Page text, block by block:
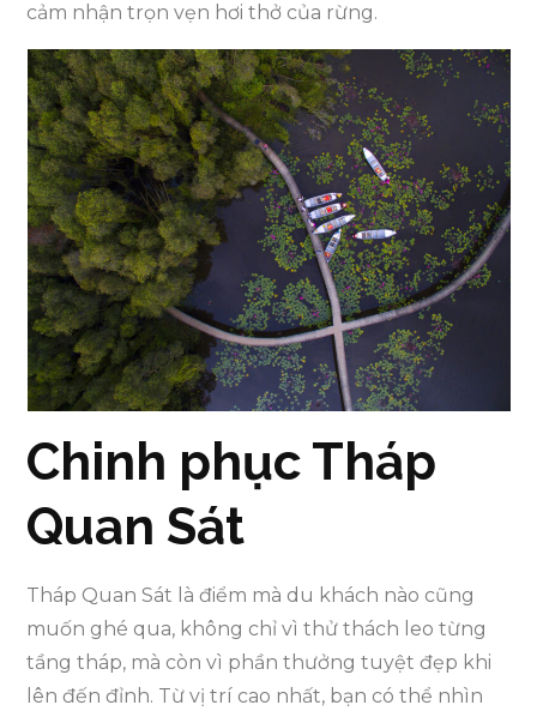
cảm nhận trọn vẹn hơi thở của rừng.
Chinh phục Tháp
Quan Sát
Tháp Quan Sát là điểm mà du khách nào cũng
muốn ghé qua, không chỉ vì thử thách leo từng
tầng tháp, mà còn vì phần thưởng tuyệt đẹp khi
lên đến đỉnh. Từ vị trí cao nhất, bạn có thể nhìn